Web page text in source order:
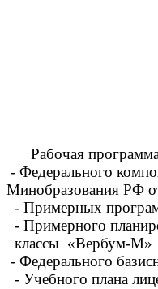
Рабочая программа
- Федерального
Минобразования РФ
- Примерных
- Примерного
классы «Вербум-М»
- Федерального
- Учебного плана